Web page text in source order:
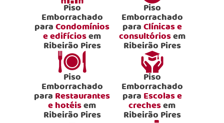
Piso
Emborrachado
paraCondomínios
e edifíciosem
Ribeirão Pires
Piso
Emborrachado
paraClínicas e
consultóriosem
Ribeirão Pires
Piso
Emborrachado
para Restaurantes
e hotéisem
Ribeirão Pires
Piso
Emborrachado
para Escolas e
crechesem
Ribeirão Pires